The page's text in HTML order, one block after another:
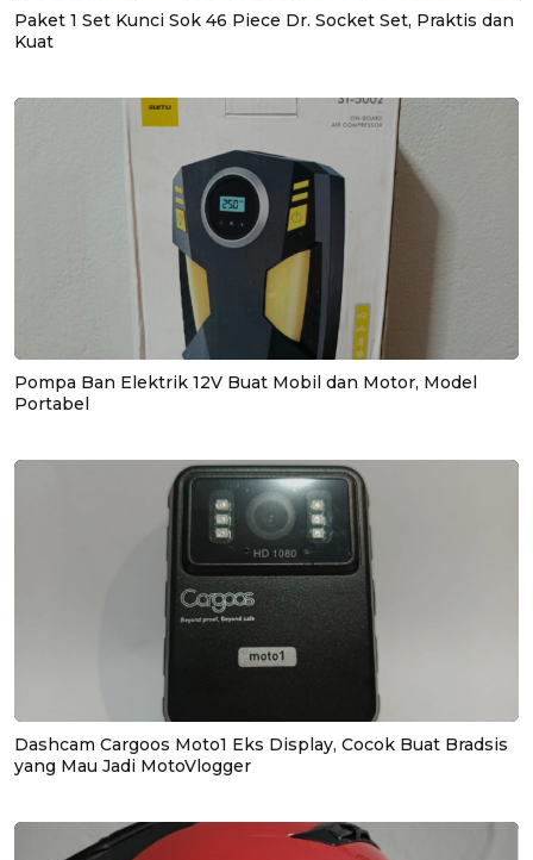
Paket 1 Set Kunci Sok 46 Piece Dr. Socket Set, Praktis dan
Kuat
Pompa Ban Elektrik 12V Buat Mobil dan Motor, Model
Portabel
Dashcam Cargoos Moto1 Eks Display, Cocok Buat Bradsis
yang Mau Jadi MotoVlogger